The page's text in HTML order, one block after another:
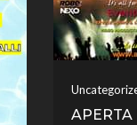
APERTA